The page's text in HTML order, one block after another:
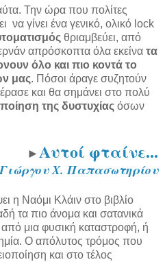
Την ώρα που πολίτες
να γίνει ένα γενικό, ολικό lock
θριαμβεύει, από
απρόσκοπτα όλα εκείνα τα
όλο και πιο κοντά το
μας. Πόσοι άραγε συζητούν
και θα σημάνει στο πολύ
της δυστυχίας όσων
►Αυτοί φταίνε...
Χ. Παπασωτηρίου
η Ναόμι Κλάιν στο βιβλίο
τα πιο άνομα και σατανικά
από μια φυσική καταστροφή, ή
Ο απόλυτος τρόμος που
και στο τέλος